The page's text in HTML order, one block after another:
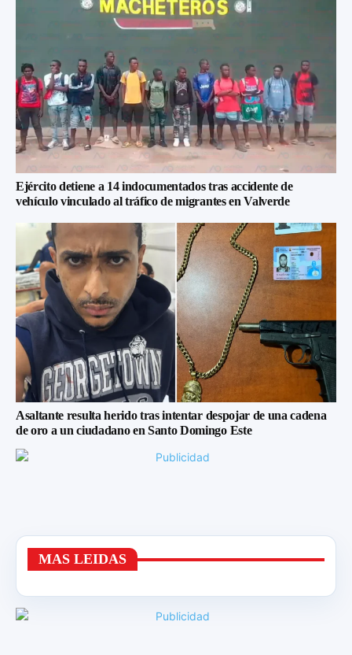
Ejército detiene a 14 indocumentados tras accidente de
vehículo vinculado al tráfico de migrantes en Valverde
Asaltante resulta herido tras intentar despojar de una cadena
de oro a un ciudadano en Santo Domingo Este
MAS LEIDAS